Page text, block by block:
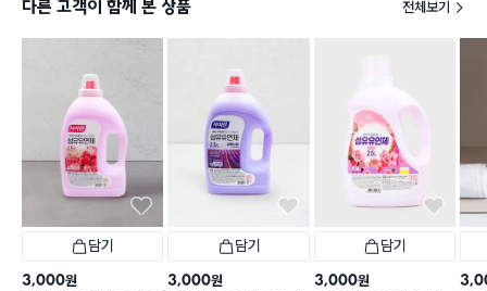
다른 고객이 함께 본 상품 전체보기
담기
3,000원
담기
3,000원
담기
3,000원